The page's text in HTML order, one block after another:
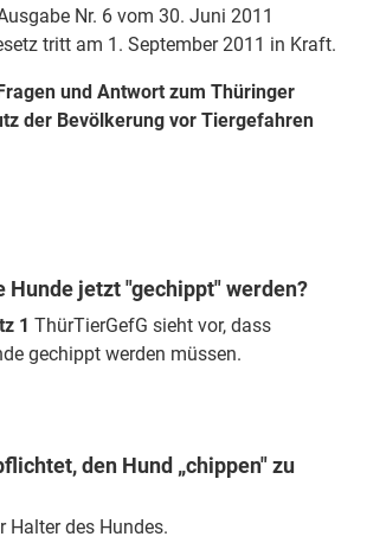
Nr. 6 vom 30. Juni 2011
tritt am 1. September 2011 in Kraft.
und Antwort zum Thüringer
der Bevölkerung vor Tiergefahren
Hunde jetzt "gechippt" werden?
1 ThürTierGefG sieht vor, dass
gechippt werden müssen.
den Hund „chippen" zu
Halter des Hundes.